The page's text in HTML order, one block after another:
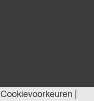
Cookievoorkeuren